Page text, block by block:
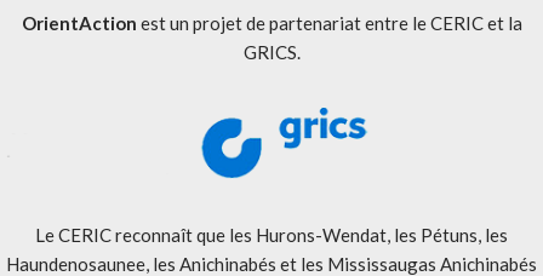
OrientAction est un projet de partenariat entre le CERIC et la
GRICS.
Le CERIC reconnaît que les Hurons-Wendat, les Pétuns, les
Haundenosaunee, les Anichinabés et les Mississaugas Anichinabés